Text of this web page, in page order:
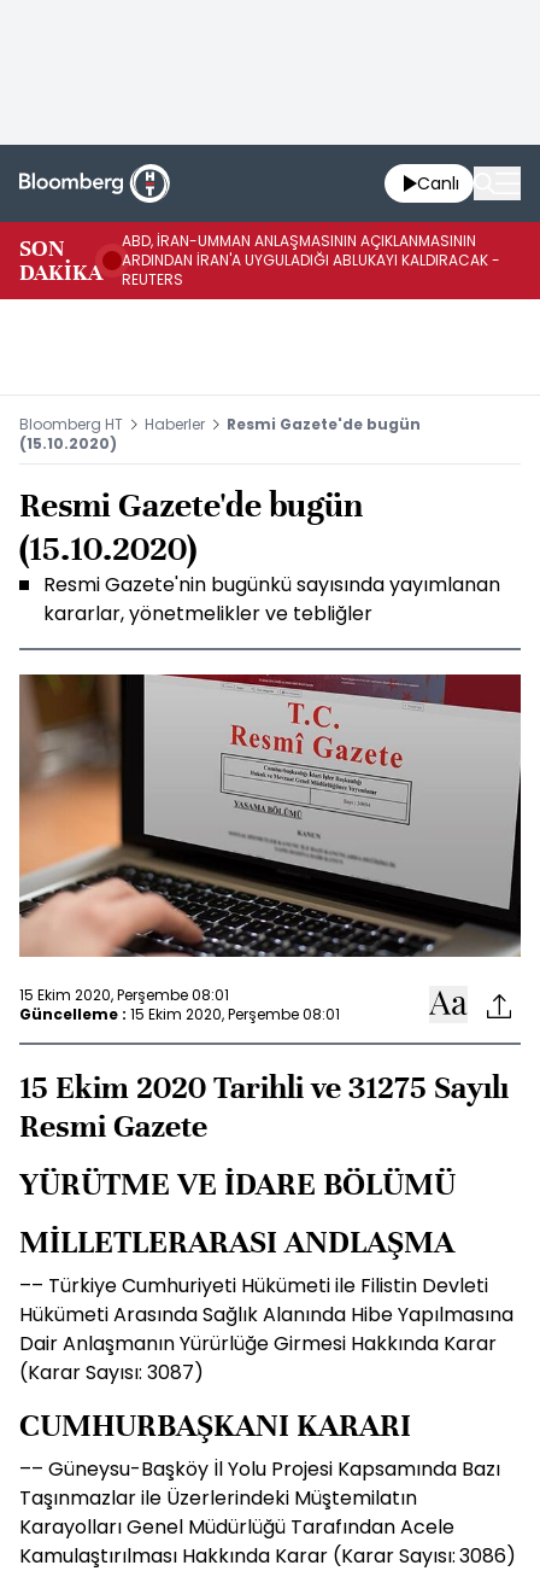
Canlı
SON
DAKİKA
ABD, İRAN-UMMAN ANLAŞMASININ AÇIKLANMASININ
ARDINDAN İRAN'A UYGULADIĞI ABLUKAYI KALDIRACAK -
REUTERS
Bloomberg HT Haberler
Resmi Gazete'de bugün
(15.10.2020)
Resmi Gazete'de bugün
(15.10.2020)
Resmi Gazete'nin bugünkü sayısında yayımlanan
kararlar, yönetmelikler ve tebliğler
15 Ekim 2020, Perşembe 08:01
Güncelleme : 15 Ekim 2020, Perşembe 08:01
15 Ekim 2020 Tarihli ve 31275 Sayılı
Resmi Gazete
YÜRÜTME VE İDARE BÖLÜMÜ
MİLLETLERARASI ANDLAŞMA
–– Türkiye Cumhuriyeti Hükümeti ile Filistin Devleti
Hükümeti Arasında Sağlık Alanında Hibe Yapılmasına
Dair Anlaşmanın Yürürlüğe Girmesi Hakkında Karar
(Karar Sayısı: 3087)
CUMHURBAŞKANI KARARI
–– Güneysu-Başköy İl Yolu Projesi Kapsamında Bazı
Taşınmazlar ile Üzerlerindeki Müştemilatın
Karayolları Genel Müdürlüğü Tarafından Acele
Kamulaştırılması Hakkında Karar (Karar Sayısı: 3086)